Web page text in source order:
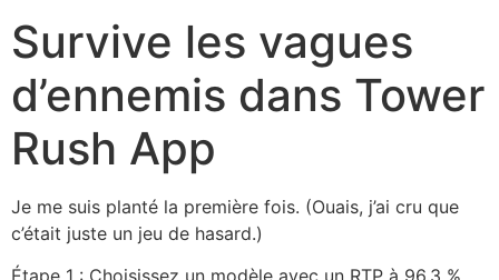
Survive les vagues
d’ennemis dans Tower
Rush App
Je me suis planté la première fois. (Ouais, j’ai cru que
c’était juste un jeu de hasard.)